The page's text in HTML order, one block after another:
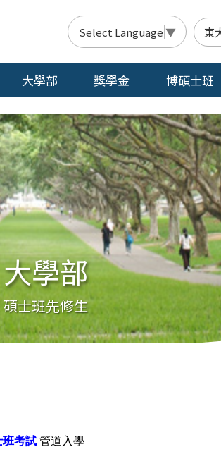
Select Language ▼ 東
大學部 獎學金 博碩士班
大學部
碩士班先修生
班考試 管道入學